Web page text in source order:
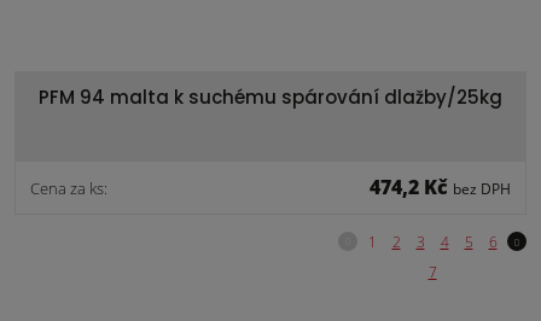
PFM 94 malta k suchému spárování dlažby/25kg
Cena za ks: 474,2 Kč bez DPH